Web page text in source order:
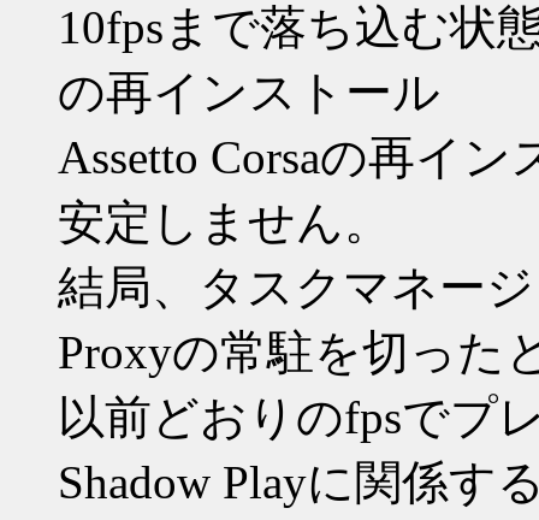
10fpsまで落ち込む状
の再インストール
Assetto Corsaの再イ
安定しません。
結局、タスクマネー
Proxyの常駐を切った
以前どおりのfpsでプ
Shadow Playに関係す